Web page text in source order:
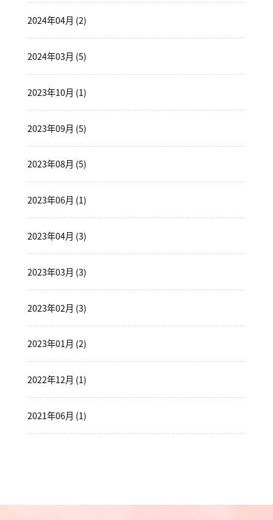
2024年04月 (2)
2024年03月 (5)
2023年10月 (1)
2023年09月 (5)
2023年08月 (5)
2023年06月 (1)
2023年04月 (3)
2023年03月 (3)
2023年02月 (3)
2023年01月 (2)
2022年12月 (1)
2021年06月 (1)